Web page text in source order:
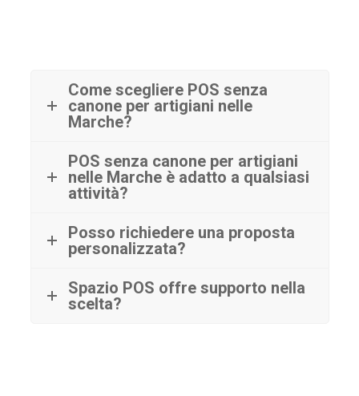
Come scegliere POS senza
canone per artigiani nelle
Marche?
POS senza canone per artigiani
nelle Marche è adatto a qualsiasi
attività?
Posso richiedere una proposta
personalizzata?
Spazio POS offre supporto nella
scelta?